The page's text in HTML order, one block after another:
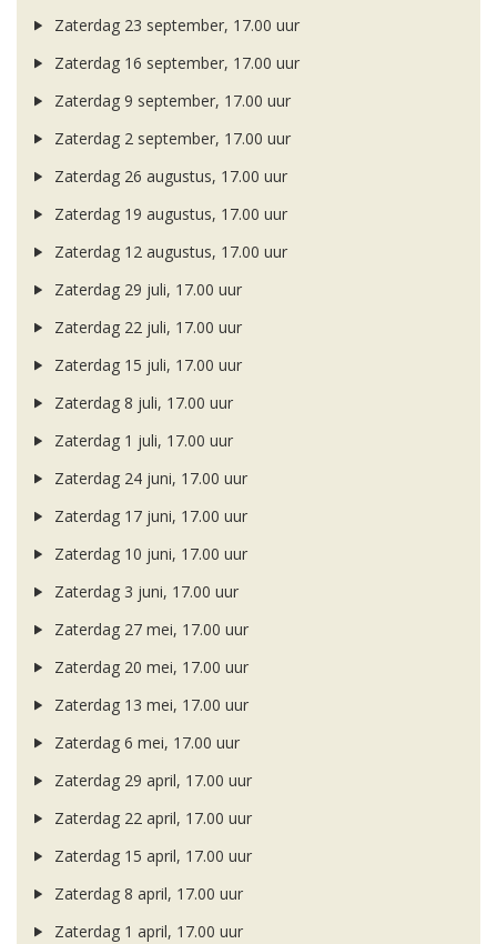
Zaterdag 23 september, 17.00 uur
Zaterdag 16 september, 17.00 uur
Zaterdag 9 september, 17.00 uur
Zaterdag 2 september, 17.00 uur
Zaterdag 26 augustus, 17.00 uur
Zaterdag 19 augustus, 17.00 uur
Zaterdag 12 augustus, 17.00 uur
Zaterdag 29 juli, 17.00 uur
Zaterdag 22 juli, 17.00 uur
Zaterdag 15 juli, 17.00 uur
Zaterdag 8 juli, 17.00 uur
Zaterdag 1 juli, 17.00 uur
Zaterdag 24 juni, 17.00 uur
Zaterdag 17 juni, 17.00 uur
Zaterdag 10 juni, 17.00 uur
Zaterdag 3 juni, 17.00 uur
Zaterdag 27 mei, 17.00 uur
Zaterdag 20 mei, 17.00 uur
Zaterdag 13 mei, 17.00 uur
Zaterdag 6 mei, 17.00 uur
Zaterdag 29 april, 17.00 uur
Zaterdag 22 april, 17.00 uur
Zaterdag 15 april, 17.00 uur
Zaterdag 8 april, 17.00 uur
Zaterdag 1 april, 17.00 uur